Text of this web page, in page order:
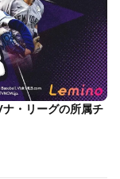
・リーグの所属チ